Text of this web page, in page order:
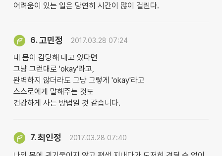
어려움이 있는 일은 당연히 시간이 많이 걸린다.
6.고민정 2017.03.28 07:24
내 몸이 감당해 내고 있다면
그냥 그런대로 'okay'라고,
완벽하지 않더라도 그냥 그렇게 'okay'라고
스스로에게 말해주는 것도
건강하게 사는 방법일 것 같습니다.
7.최인정 2017.03.28 07:40